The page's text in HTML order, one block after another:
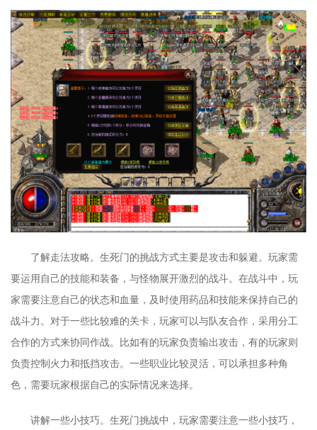
了解走法攻略。生死门的挑战方式主要是攻击和躲避。玩家需
要运用自己的技能和装备，与怪物展开激烈的战斗。在战斗中，玩
家需要注意自己的状态和血量，及时使用药品和技能来保持自己的
战斗力。对于一些比较难的关卡，玩家可以与队友合作，采用分工
合作的方式来协同作战。比如有的玩家负责输出攻击，有的玩家则
负责控制火力和抵挡攻击。一些职业比较灵活，可以承担多种角
色，需要玩家根据自己的实际情况来选择。
讲解一些小技巧。生死门挑战中，玩家需要注意一些小技巧，